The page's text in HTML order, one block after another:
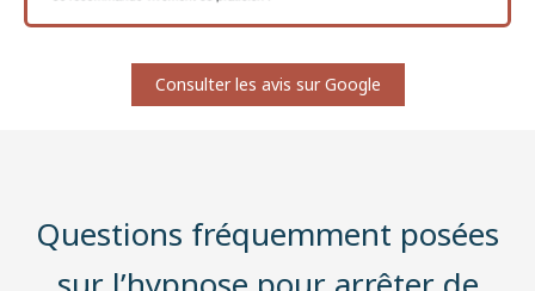
Consulter les avis sur Google
Questions fréquemment posées